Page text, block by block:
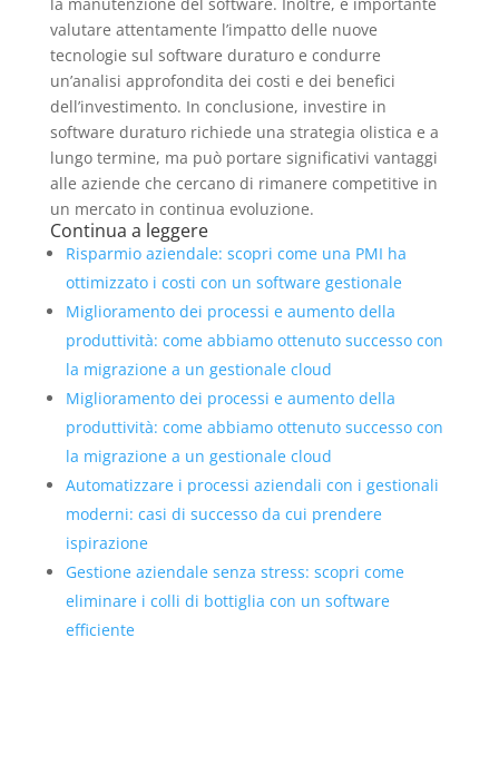
valutare attentamente l’impatto delle nuove
tecnologie sul software duraturo e condurre
un’analisi approfondita dei costi e dei benefici
dell’investimento. In conclusione, investire in
software duraturo richiede una strategia olistica e a
lungo termine, ma può portare significativi vantaggi
alle aziende che cercano di rimanere competitive in
un mercato in continua evoluzione.
Continua a leggere
Risparmio aziendale: scopri come una PMI ha
ottimizzato i costi con un software gestionale
Miglioramento dei processi e aumento della
produttività: come abbiamo ottenuto successo con
la migrazione a un gestionale cloud
Miglioramento dei processi e aumento della
produttività: come abbiamo ottenuto successo con
la migrazione a un gestionale cloud
Automatizzare i processi aziendali con i gestionali
moderni: casi di successo da cui prendere
ispirazione
Gestione aziendale senza stress: scopri come
eliminare i colli di bottiglia con un software
efficiente